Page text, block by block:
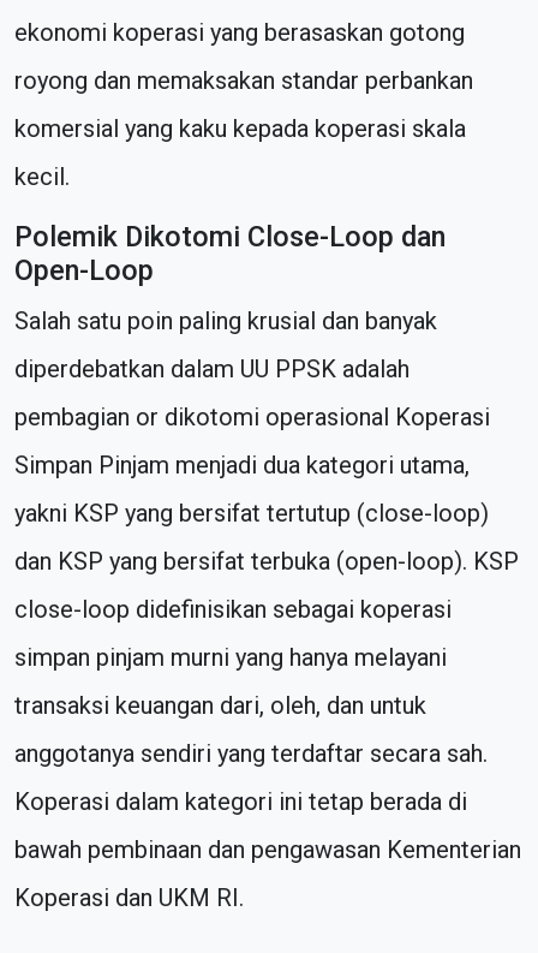
ekonomi koperasi yang berasaskan gotong
royong dan memaksakan standar perbankan
komersial yang kaku kepada koperasi skala
kecil.
Polemik Dikotomi Close-Loop dan
Open-Loop
Salah satu poin paling krusial dan banyak
diperdebatkan dalam UU PPSK adalah
pembagian or dikotomi operasional Koperasi
Simpan Pinjam menjadi dua kategori utama,
yakni KSP yang bersifat tertutup (close-loop)
dan KSP yang bersifat terbuka (open-loop). KSP
close-loop didefinisikan sebagai koperasi
simpan pinjam murni yang hanya melayani
transaksi keuangan dari, oleh, dan untuk
anggotanya sendiri yang terdaftar secara sah.
Koperasi dalam kategori ini tetap berada di
bawah pembinaan dan pengawasan Kementerian
Koperasi dan UKM RI.